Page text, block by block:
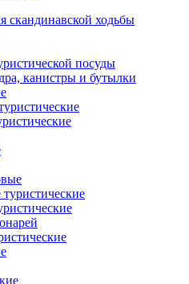
скандинавской ходьбы
посуды
канистры и бутылки